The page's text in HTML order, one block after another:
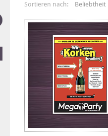
Sortieren nach: Beliebtheit